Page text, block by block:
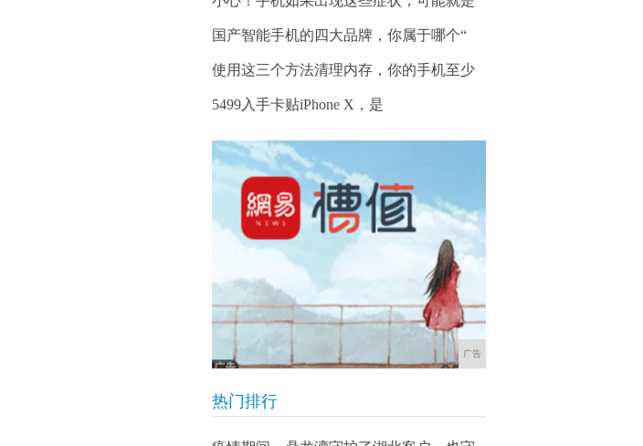
国产智能手机的四大品牌，你属于哪个“
使用这三个方法清理内存，你的手机至少
5499入手卡贴iPhone X，是
广告
热门排行